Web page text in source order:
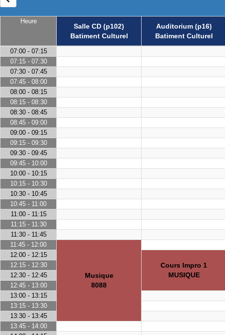
Heure
Salle CD (p102)
Batiment Culturel
Auditorium (p16)
Batiment Culturel
07:00 - 07:15
07:15 - 07:30
07:30 - 07:45
07:45 - 08:00
08:00 - 08:15
08:15 - 08:30
08:30 - 08:45
08:45 - 09:00
09:00 - 09:15
09:15 - 09:30
09:30 - 09:45
09:45 - 10:00
10:00 - 10:15
10:15 - 10:30
10:30 - 10:45
10:45 - 11:00
11:00 - 11:15
11:15 - 11:30
11:30 - 11:45
11:45 - 12:00
Musique
8088
12:00 - 12:15
Cours Impro 1
MUSIQUE
12:15 - 12:30
12:30 - 12:45
12:45 - 13:00
13:00 - 13:15
13:15 - 13:30
13:30 - 13:45
13:45 - 14:00